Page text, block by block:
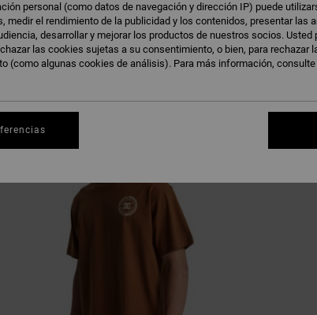
personal (como datos de navegación y dirección IP) puede
medir el rendimiento de la publicidad y los contenidos, presentar las
desarrollar y mejorar los productos de nuestros socios. Usted
las cookies sujetas a su consentimiento, o bien, para rechazar
(como algunas cookies de análisis). Para más información,